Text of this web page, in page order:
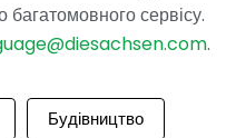
сервісу.
.
Будівництво